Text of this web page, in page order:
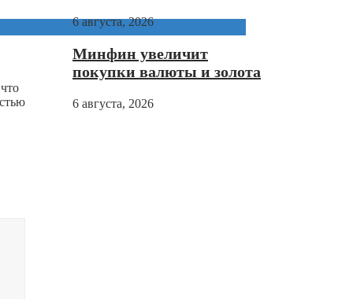
6 августа, 2026
Минфин увеличит
покупки валюты и золота
6 августа, 2026